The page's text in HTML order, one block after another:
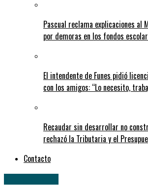
Pascual reclama explicaciones al
por demoras en los fondos
El intendente de Funes pidió
con los amigos: “Lo necesito,
Recaudar sin desarrollar no
rechazó la Tributaria y el
Contacto